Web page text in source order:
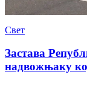
Свет
Застава
надвожњаку